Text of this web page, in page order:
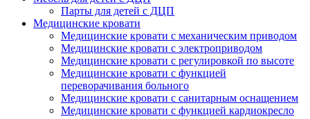
Парты для детей с ДЦП
Медицинские кровати
Медицинские кровати с механическим приводом
Медицинские кровати с электроприводом
Медицинские кровати с регулировкой по высоте
Медицинские кровати с функцией
переворачивания больного
Медицинские кровати с санитарным оснащением
Медицинские кровати с функцией кардиокресло